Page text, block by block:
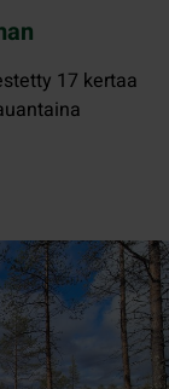
17 kertaa